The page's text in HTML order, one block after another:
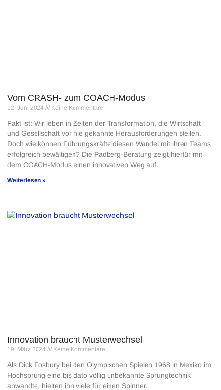
Vom CRASH- zum COACH-Modus
12. Juni 2024 Keine Kommentare
Fakt ist: Wir leben in Zeiten der Transformation, die Wirtschaft
und Gesellschaft vor nie gekannte Herausforderungen stellen.
Doch wie können Führungskräfte diesen Wandel mit ihren Teams
erfolgreich bewältigen? Die Padberg-Beratung zeigt hierfür mit
dem COACH-Modus einen innovativen Weg auf.
Weiterlesen »
Innovation braucht Musterwechsel
19. März 2024 Keine Kommentare
Als Dick Fosbury bei den Olympischen Spielen 1968 in Mexiko im
Hochsprung eine bis dato völlig unbekannte Sprungtechnik
anwandte, hielten ihn viele für einen Spinner.